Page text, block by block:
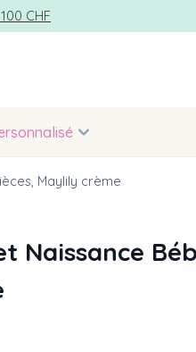
CHF
Maylily crème
Naissance